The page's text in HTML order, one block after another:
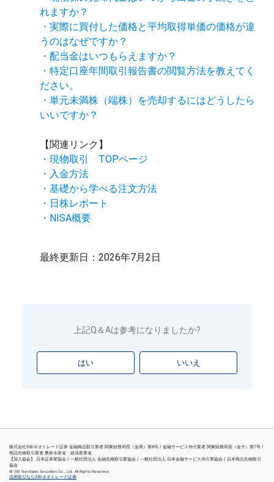
れますか？
・実際に買付した価格と平均取得単価の価格が違
うのはなぜですか？
・配当金はいつもらえますか？
・特定口座年間取引報告書の閲覧方法を教えてく
ださい。
・単元未満株（端株）を売却するにはどうしたら
いいですか？
【関連リンク】
・現物取引 TOPページ
・入金方法
・基礎から学べる注文方法
・日株レポート
・NISA概要
最終更新日：2026年7月2日
上記Q＆Aは参考になりましたか?
はい いいえ
株式会社SBIネオトレード証券 金融商品取引業者 関東財務局長（金商）第8号 / 金融サービス仲介業者 関東財務局長（金サ）第7号 /
商品先物取引業者 農林水産省・経済産業省
【加入協会】 日本証券業協会 / 一般社団法人 金融先物取引業協会 / 一般社団法人 日本金融サービス仲介業協会 / 日本商品先物取引
協会
© SBI Neotrade Securities Co., Ltd. All Rights Reserved.
信用取引ならSBIネオトレード証券